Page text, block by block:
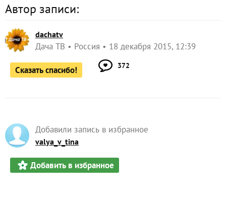
Автор записи:
dachatv
Дача ТВ Россия 18 декабря 2015, 12:39
Сказать спасибо! 372
Добавили запись в избранное
valya_v_tina
Добавить в избранное